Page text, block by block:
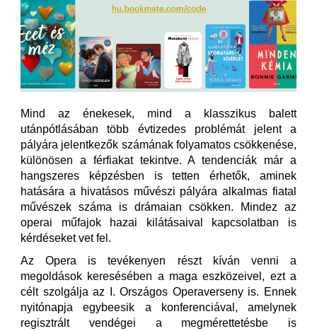
Mind az énekesek, mind a klasszikus balett
utánpótlásában több évtizedes problémát jelent a
pályára jelentkezők számának folyamatos csökkenése,
különösen a férfiakat tekintve. A tendenciák már a
hangszeres képzésben is tetten érhetők, aminek
hatására a hivatásos művészi pályára alkalmas fiatal
művészek száma is drámaian csökken. Mindez az
operai műfajok hazai kilátásaival kapcsolatban is
kérdéseket vet fel.
Az Opera is tevékenyen részt kíván venni a
megoldások keresésében a maga eszközeivel, ezt a
célt szolgálja az I. Országos Operaverseny is. Ennek
nyitónapja egybeesik a konferenciával, amelynek
regisztrált vendégei a megmérettetésbe is